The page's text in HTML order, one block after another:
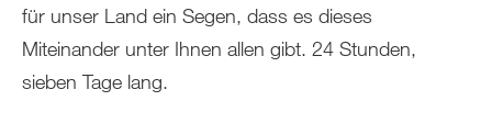
für unser Land ein Segen, dass es dieses
Miteinander unter Ihnen allen gibt. 24 Stunden,
sieben Tage lang.